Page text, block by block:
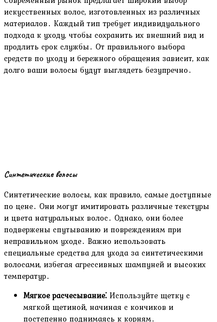
искусственных волос, изготовленных из различных
материалов․ Каждый тип требует индивидуального
подхода к уходу, чтобы сохранить их внешний вид и
продлить срок службы․ От правильного выбора
средств по уходу и бережного обращения зависит, как
долго ваши волосы будут выглядеть безупречно․
Синтетические волосы
Синтетические волосы, как правило, самые доступные
по цене․ Они могут имитировать различные текстуры
и цвета натуральных волос․ Однако, они более
подвержены спутыванию и повреждениям при
неправильном уходе․ Важно использовать
специальные средства для ухода за синтетическими
волосами, избегая агрессивных шампуней и высоких
температур․
Мягкое расчесывание⁚ Используйте щетку с
мягкой щетиной, начиная с кончиков и
постепенно поднимаясь к корням․